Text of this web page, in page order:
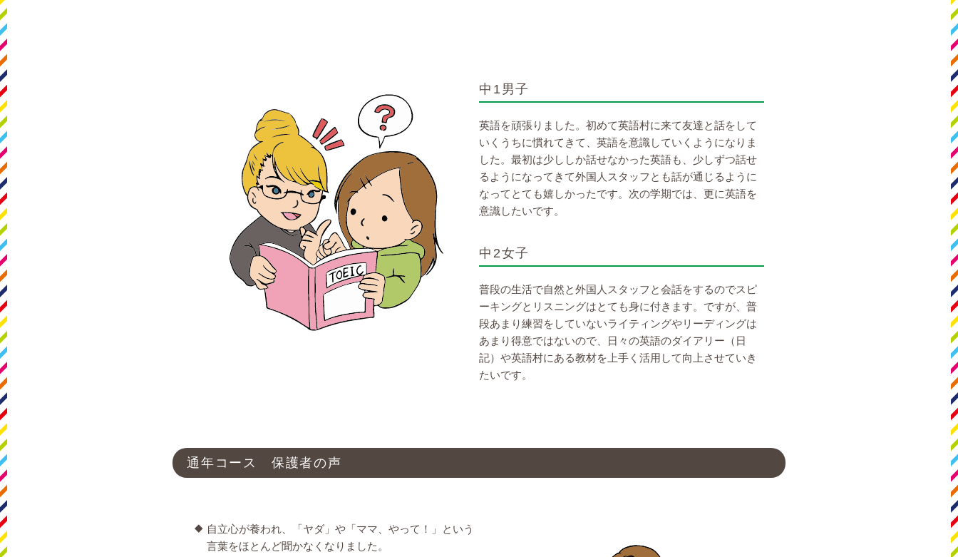
中1男子
英語を頑張りました。初めて英語村に来て友達と話をして
いくうちに慣れてきて、英語を意識していくようになりま
した。最初は少ししか話せなかった英語も、少しずつ話せ
るようになってきて外国人スタッフとも話が通じるように
なってとても嬉しかったです。次の学期では、更に英語を
意識したいです。
中2女子
普段の生活で自然と外国人スタッフと会話をするのでスピ
ーキングとリスニングはとても身に付きます。ですが、普
段あまり練習をしていないライティングやリーディングは
あまり得意ではないので、日々の英語のダイアリー（日
記）や英語村にある教材を上手く活用して向上させていき
たいです。
通年コース 保護者の声
自立心が養われ、「ヤダ」や「ママ、やって！」という
言葉をほとんど聞かなくなりました。